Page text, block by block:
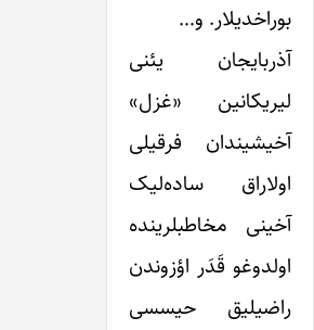
بوراخدیلار. و…
آذربایجان یئنی
لیریکانین «غزل»
آخیشیندان فرقیلی
اولاراق ساده‌لیک
آخینی مخاطبلرینده
اولدوغو قَدَر اؤزوندن
راضیلیق حیسسی